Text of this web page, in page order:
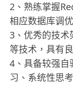
2、熟练掌握
相应数据库调
3、优秀的技术
等技术，具有
4、具备较强自
习、系统性思